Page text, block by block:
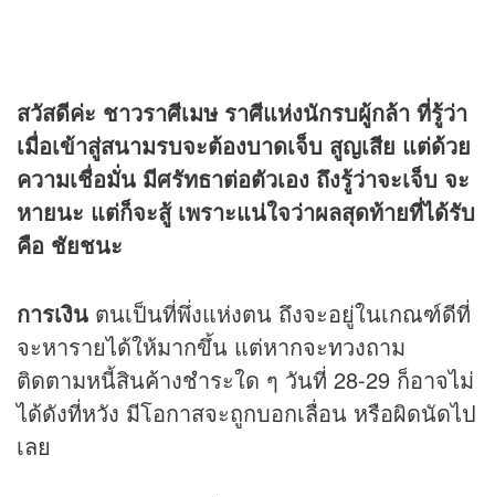
สวัสดีค่ะ ชาวราศีเมษ ราศีแห่งนักรบผู้กล้า ที่รู้ว่า
เมื่อเข้าสู่สนามรบจะต้องบาดเจ็บ สูญเสีย แต่ด้วย
ความเชื่อมั่น มีศรัทธาต่อตัวเอง ถึงรู้ว่าจะเจ็บ จะ
หายนะ แต่ก็จะสู้ เพราะแน่ใจว่าผลสุดท้ายที่ได้รับ
คือ ชัยชนะ
การเงิน ตนเป็นที่พึ่งแห่งตน ถึงจะอยู่ในเกณฑ์ดีที่
จะหารายได้ให้มากขึ้น แต่หากจะทวงถาม
ติดตามหนี้สินค้างชำระใด ๆ วันที่ 28-29 ก็อาจไม่
ได้ดังที่หวัง มีโอกาสจะถูกบอกเลื่อน หรือผิดนัดไป
เลย